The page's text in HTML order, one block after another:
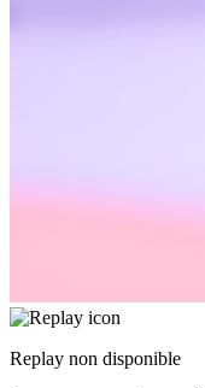
Replay non disponible